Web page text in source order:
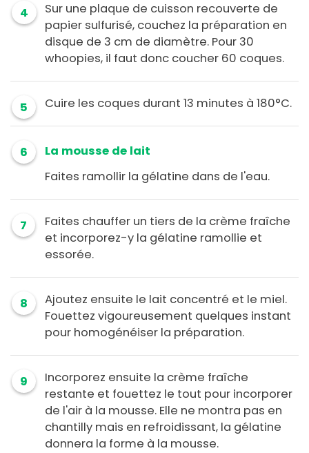
4
Sur une plaque de cuisson recouverte de
papier sulfurisé, couchez la préparation en
disque de 3 cm de diamètre. Pour 30
whoopies, il faut donc coucher 60 coques.
5 Cuire les coques durant 13 minutes à 180°C.
6
La mousse de lait
Faites ramollir la gélatine dans de l'eau.
7
Faites chauffer un tiers de la crème fraîche
et incorporez-y la gélatine ramollie et
essorée.
8
Ajoutez ensuite le lait concentré et le miel.
Fouettez vigoureusement quelques instant
pour homogénéiser la préparation.
9
Incorporez ensuite la crème fraîche
restante et fouettez le tout pour incorporer
de l'air à la mousse. Elle ne montra pas en
chantilly mais en refroidissant, la gélatine
donnera la forme à la mousse.